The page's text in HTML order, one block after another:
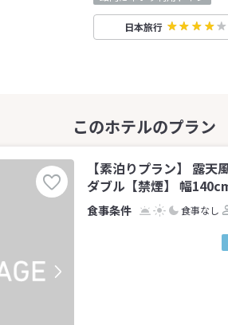
日本旅行
【素泊りプラン】 露
ダブル【禁煙】 幅
食事なし